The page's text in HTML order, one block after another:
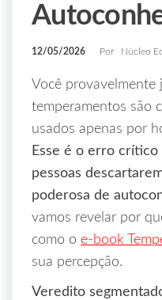
12/05/2026 Por Núcleo
Você
temperamentos são
usados apenas por
Esse é o erro crítico
pessoas
poderosa de
vamos revelar por
como o e‑book
sua percepção.
Veredito